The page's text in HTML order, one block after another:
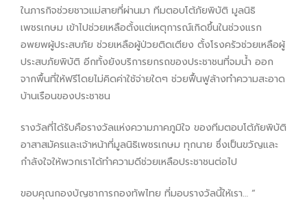
ในภารกิจช่วยชาวแม่สายที่ผ่านมา ทีมตอบโต้ภัยพิบัติ มูลนิธิ
เพชรเกษม เข้าไปช่วยเหลือตั้งแต่เหตุการณ์เกิดขึ้นในช่วงแรก
อพยพผู้ประสบภัย ช่วยเหลือผู้ป่วยติดเตียง ตั้งโรงครัวช่วยเหลือผู้
ประสบภัยพิบัติ อีกทั้งยังบริการยกรถของประชาชนที่จมน้ำ ออก
จากพื้นที่ให้ฟรีโดยไม่คิดค่าใช้จ่ายใดๆ ช่วยฟื้นฟูล้างทำความสะอาด
บ้านเรือนของประชาชน
รางวัลที่ได้รับคือรางวัลแห่งความภาคภูมิใจ ของทีมตอบโต้ภัยพิบัติ
อาสาสมัครและเจ้าหน้าที่มูลนิธิเพชรเกษม ทุกนาย ซึ่งเป็นขวัญและ
กำลังใจให้พวกเราได้ทำความดีช่วยเหลือประชาชนต่อไป
ขอบคุณกองบัญชาการกองทัพไทย ที่มอบรางวัลนี้ให้เรา… “